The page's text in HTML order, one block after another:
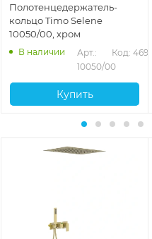
Полотенцедержатель-
кольцо Timo Selene
10050/00, хром
В наличии
Арт.:
10050/00
Код: 46951
Купить